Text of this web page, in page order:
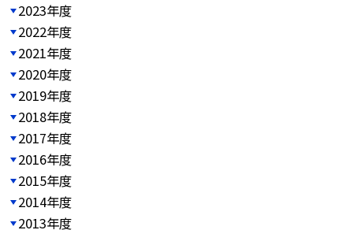
2023年度
2022年度
2021年度
2020年度
2019年度
2018年度
2017年度
2016年度
2015年度
2014年度
2013年度